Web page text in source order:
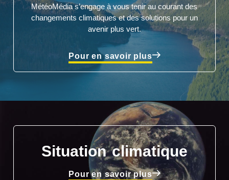
MétéoMédia s’engage à vous tenir au courant des
changements climatiques et des solutions pour un
avenir plus vert.
Pour en savoir plus
Situation climatique
Pour en savoir plus